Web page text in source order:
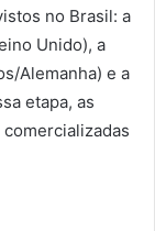
no Brasil: a
Unido), a
Alemanha) e a
etapa, as